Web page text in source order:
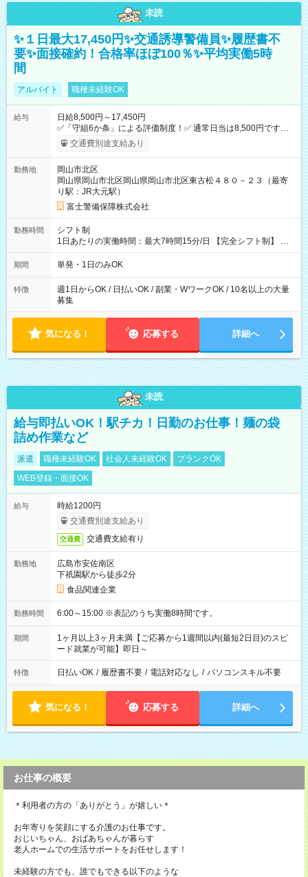
未読
✨１日最大17,450円✨交通誘導警備員✨履歴書不
要✨面接確約！合格率ほぼ100％✨平均実働5時
間
アルバイト 職種未経験OK
給与
日給8,500円～17,450円
✅「守組6か条」による評価制度！✅ 通常日当は8,500円ですが
上記評価制度により「S級隊員」と認定されれば10,000円の日当
を支給します。 (1)上記勤務者が交通2級資格者の場合10,000円
14,375円 (3)上記現場が日祝深夜の場合 17,250円 (4)上記勤務
者が現場までの運転者の場合17,250+200円＝17,450円 -----------
------------------------------- *最高日当額 17,450円* （実働時間5
時間の場合、時給3,490円） ------------------------------------------ よ
り上位の資格取得やリーダー手当を取得すると ”さらに”加算さ
れます！ ※日当支給時振込手数料等は一切ありません。 【試用
期間】試用期間なし
交通費別途支給あり
勤務地
岡山市北区
岡山県岡山市北区岡山県岡山市北区東古松４８０－２３（最寄
り駅：JR大元駅）
富士警備保障株式会社
勤務時間
シフト制
1日あたりの実働時間：最大7時間15分/日 【完全シフト制】 例
(1) 8：00~17:00（休憩１h） 例(2) 13:00~16:00（早上がりでも
全額支給！） 例(3) 21:00~5:00（夜勤なら日当1.25倍！！）
期間 単発・1日のみOK
特徴
週1日からOK / 日払いOK / 副業・WワークOK / 10名以上の大量
募集
気になる！ 応募する 詳細へ
未読
給与即払いOK！駅チカ！日勤のお仕事！麺の袋
詰め作業など
派遣 職種未経験OK 社会人未経験OK
ブランクOK
WEB登録・面接OK
給与
時給1200円
交通費別途支給あり
交通費 交通費支給有り
勤務地
広島市安佐南区
下祇園駅から徒歩2分
食品関連企業
勤務時間 6:00～15:00 ※表記のうち実働8時間です。
期間
1ヶ月以上3ヶ月未満【ご応募から1週間以内(最短2日目)のスピ
ード就業が可能】即日～
特徴 日払いOK / 履歴書不要 / 電話対応なし / パソコンスキル不要
気になる！ 応募する 詳細へ
お仕事の概要
＊利用者の方の「ありがとう」が嬉しい＊
お年寄りを笑顔にする介護のお仕事です。
おじいちゃん、おばあちゃんが暮らす
老人ホームでの生活サポートをお任せします！
未経験の方でも、誰でもできる以下のような